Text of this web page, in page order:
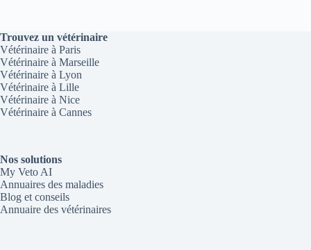
Trouvez un vétérinaire
Vétérinaire à Paris
Vétérinaire à Marseille
Vétérinaire à Lyon
Vétérinaire à Lille
Vétérinaire à Nice
Vétérinaire à Cannes
Nos solutions
My Veto AI
Annuaires des maladies
Blog et conseils
Annuaire des vétérinaires